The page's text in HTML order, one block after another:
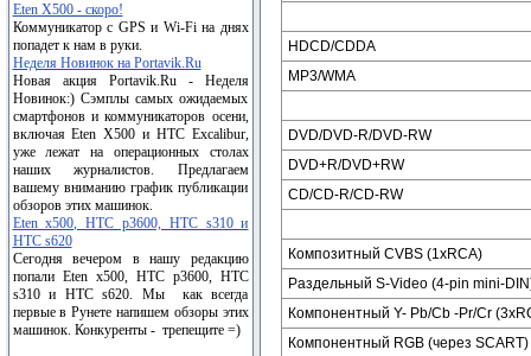
Eten X500 - скоро!
Коммуникатор с GPS и Wi-Fi на днях
попадет к нам в руки.
Неделя Новинок на Portavik.Ru
Новая акция Portavik.Ru - Неделя
Новинок:) Сэмплы самых ожидаемых
смартфонов и коммуникаторов осени,
включая Eten X500 и HTC Excalibur,
уже лежат на операционных столах
наших журналистов. Предлагаем
вашему вниманию график публикации
обзоров этих машинок.
Eten x500, HTC p3600, HTC s310 и
HTC s620
Сегодня вечером в нашу редакцию
попали Eten x500, HTC p3600, HTC
s310 и HTC s620. Мы как всегда
первые в Рунете напишем обзоры этих
машинок. Конкуренты - трепещите =)
HDCD/CDDA
MP3/WMA
DVD/DVD-R/DVD-RW
DVD+R/DVD+RW
CD/CD-R/CD-RW
Композитный CVBS (1xRCA)
Раздельный S-Video (4-pin mini-
Компонентный Y- Pb/Cb -Pr/Cr
Компонентный RGB (через SCART)